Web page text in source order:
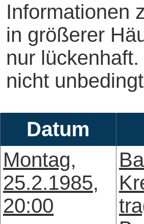
Informationen
in größerer
nur
nicht
Datum
Montag,
25.2.1985,
20:00